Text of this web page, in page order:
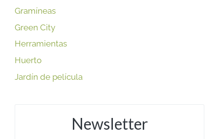
Gramíneas
Green City
Herramientas
Huerto
Jardín de película
Newsletter